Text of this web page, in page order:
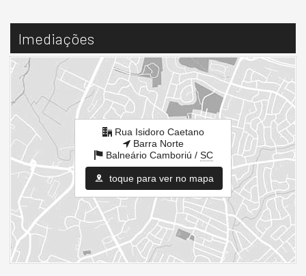
Imediações
Rua Isidoro Caetano
Barra Norte
Balneário Camboriú / SC
toque para ver no mapa